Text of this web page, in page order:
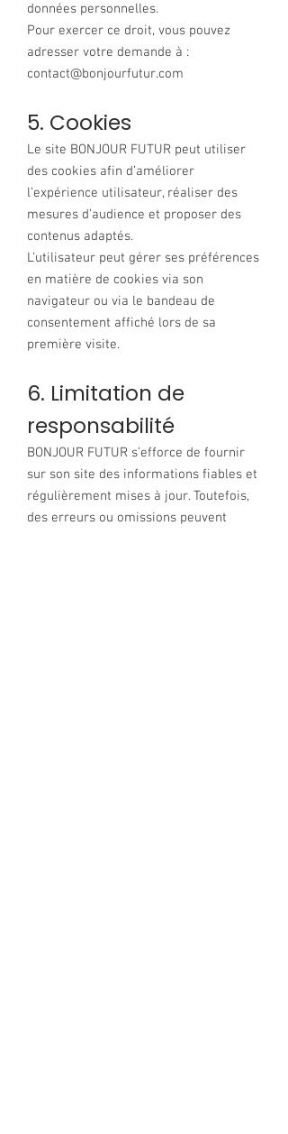
données personnelles.
Pour exercer ce droit, vous pouvez
adresser votre demande à :
contact@bonjourfutur.com
5. Cookies
Le site BONJOUR FUTUR peut utiliser
des cookies afin d’améliorer
l’expérience utilisateur, réaliser des
mesures d’audience et proposer des
contenus adaptés.
L’utilisateur peut gérer ses préférences
en matière de cookies via son
navigateur ou via le bandeau de
consentement affiché lors de sa
première visite.
6. Limitation de
responsabilité
BONJOUR FUTUR s’efforce de fournir
sur son site des informations fiables et
régulièrement mises à jour. Toutefois,
des erreurs ou omissions peuvent